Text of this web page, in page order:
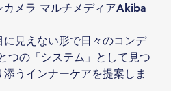
カメラ マルチメディアAkiba
見えない形で日々のコンデ
つの「システム」として見つ
うインナーケアを提案しま